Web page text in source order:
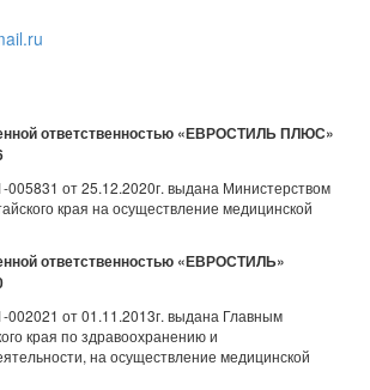
ответственностью «ЕВРОСТИЛЬ ПЛЮС»
от 25.12.2020г. выдана Министерством
края на осуществление медицинской
ответственностью «ЕВРОСТИЛЬ»
от 01.11.2013г. выдана Главным
края по здравоохранению и
на осуществление медицинской